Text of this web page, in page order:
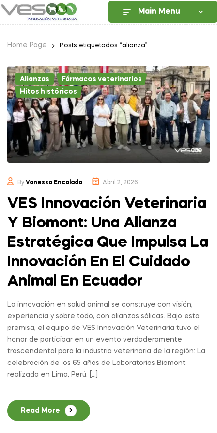
Main Menu
Home Page Posts etiquetados “alianza”
Alianzas , Fármacos veterinarios
,
Hitos históricos
By Vanessa Encalada Abril 2, 2026
VES Innovación Veterinaria
Y Biomont: Una Alianza
Estratégica Que Impulsa La
Innovación En El Cuidado
Animal En Ecuador
La innovación en salud animal se construye con visión,
experiencia y sobre todo, con alianzas sólidas. Bajo esta
premisa, el equipo de VES Innovación Veterinaria tuvo el
honor de participar en un evento verdaderamente
trascendental para la industria veterinaria de la región: La
celebración de los 65 años de Laboratorios Biomont,
realizada en Lima, Perú. […]
Read More